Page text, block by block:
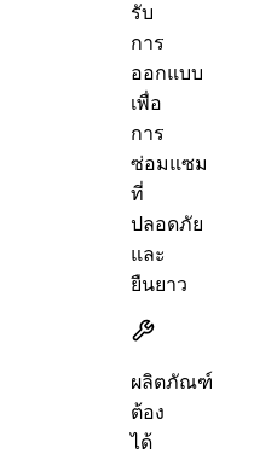
รับ
การ
ออกแบบ
เพื่อ
การ
ซ่อมแซม
ที่
ปลอดภัย
และ
ยืนยาว
ผลิตภัณฑ์
ต้อง
ได้